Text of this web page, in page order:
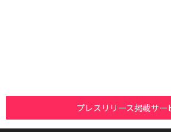
プレスリリース掲載サー